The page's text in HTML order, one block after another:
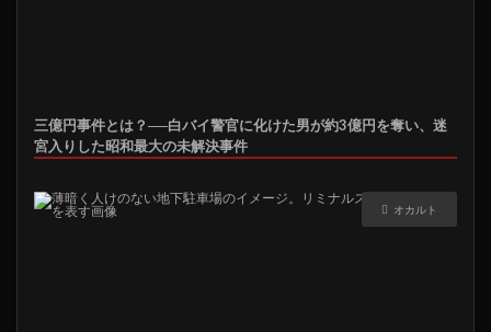
三億円事件とは？──白バイ警官に化けた男が約3億円を奪い、迷
宮入りした昭和最大の未解決事件
オカルト